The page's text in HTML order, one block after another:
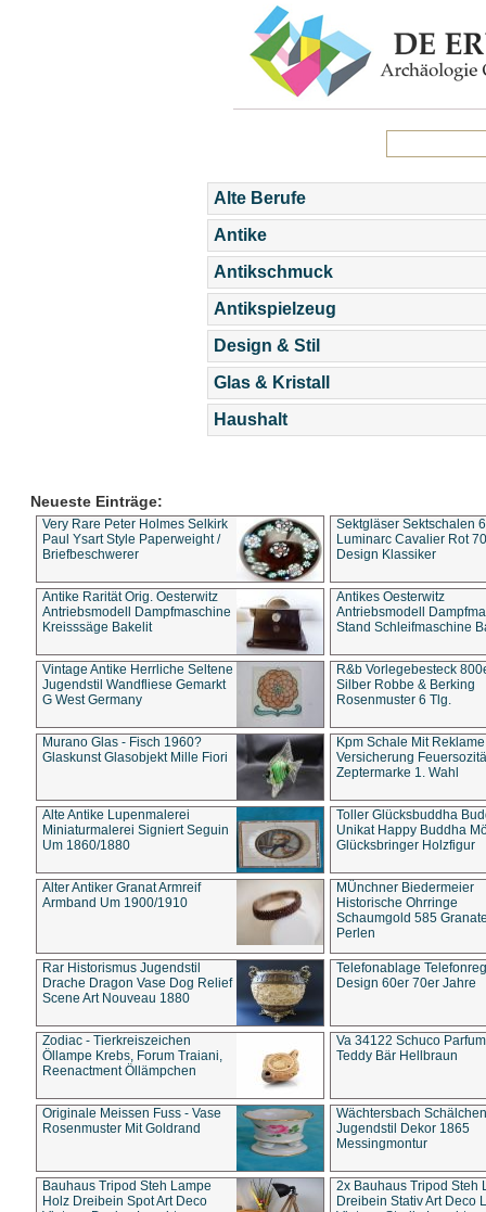
Alte Berufe
Antike
Antikschmuck
Antikspielzeug
Design & Stil
Glas & Kristall
Haushalt
Neueste Einträge:
Very Rare Peter Holmes Selkirk
Paul Ysart Style Paperweight /
Briefbeschwerer
Sektgläser Sektschalen
Luminarc Cavalier Rot
Design Klassiker
Antike Rarität Orig. Oesterwitz
Antriebsmodell Dampfmaschine
Kreisssäge Bakelit
Antikes Oesterwitz
Antriebsmodell
Stand Schleifmaschine
Vintage Antike Herrliche Seltene
Jugendstil Wandfliese Gemarkt
G West Germany
R&b Vorlegebesteck
Silber Robbe & Berking
Rosenmuster 6 Tlg.
Murano Glas - Fisch 1960?
Glaskunst Glasobjekt Mille Fiori
Kpm Schale Mit Reklame
Versicherung
Zeptermarke 1. Wahl
Alte Antike Lupenmalerei
Miniaturmalerei Signiert Seguin
Um 1860/1880
Toller Glücksbuddha
Unikat Happy Buddha
Glücksbringer Holzfigur
Alter Antiker Granat Armreif
Armband Um 1900/1910
MÜnchner Biedermeier
Historische Ohrringe
Schaumgold 585
Perlen
Rar Historismus Jugendstil
Drache Dragon Vase Dog Relief
Scene Art Nouveau 1880
Telefonablage
Design 60er 70er Jahre
Zodiac - Tierkreiszeichen
Öllampe Krebs, Forum Traiani,
Reenactment Öllämpchen
Va 34122 Schuco
Teddy Bär Hellbraun
Originale Meissen Fuss - Vase
Rosenmuster Mit Goldrand
Wächtersbach Schälchen
Jugendstil Dekor 1865
Messingmontur
Bauhaus Tripod Steh Lampe
Holz Dreibein Spot Art Deco
2x Bauhaus Tripod Steh
Dreibein Stativ Art Deco